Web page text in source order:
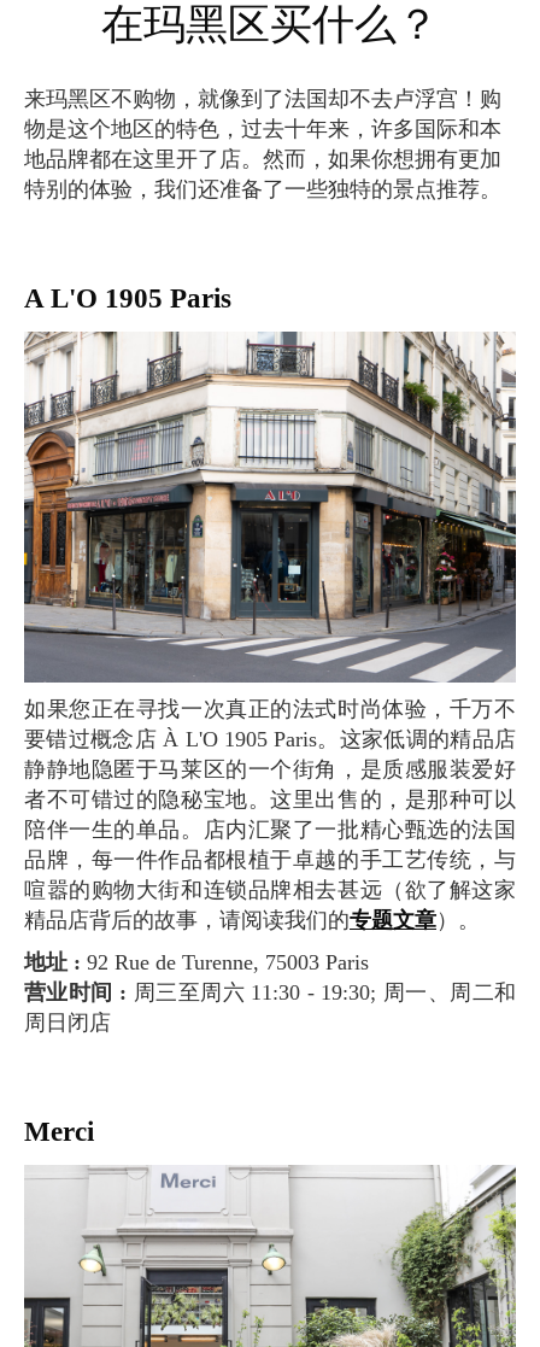
在玛黑区买什么？
来玛黑区不购物，就像到了法国却不去卢浮宫！购
物是这个地区的特色，过去十年来，许多国际和本
地品牌都在这里开了店。然而，如果你想拥有更加
特别的体验，我们还准备了一些独特的景点推荐。
A L'O 1905 Paris
如果您正在寻找一次真正的法式时尚体验，千万不
要错过概念店 À L'O 1905 Paris。这家低调的精品店
静静地隐匿于马莱区的一个街角，是质感服装爱好
者不可错过的隐秘宝地。这里出售的，是那种可以
陪伴一生的单品。店内汇聚了一批精心甄选的法国
品牌，每一件作品都根植于卓越的手工艺传统，与
喧嚣的购物大街和连锁品牌相去甚远（欲了解这家
精品店背后的故事，请阅读我们的专题文章）。
地址 : 92 Rue de Turenne, 75003 Paris
营业时间 : 周三至周六 11:30 - 19:30; 周一、周二和
周日闭店
Merci